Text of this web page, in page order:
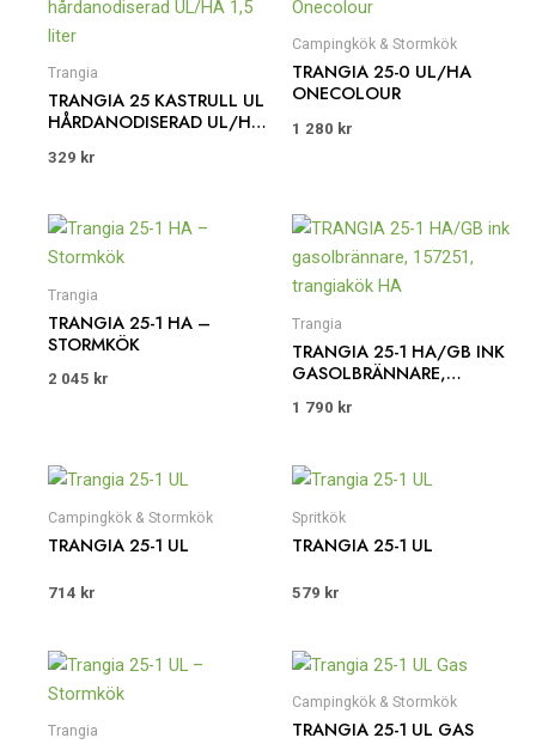
Trangia
TRANGIA 25 KASTRULL UL
HÅRDANODISERAD UL/HA
329 kr
Campingkök & Stormkök
TRANGIA 25-0 UL/HA
ONECOLOUR
1 280 kr
Trangia
TRANGIA 25-1 HA –
STORMKÖK
2 045 kr
Trangia
TRANGIA 25-1 HA/GB INK
GASOLBRÄNNARE,
1 790 kr
Campingkök & Stormkök
TRANGIA 25-1 UL
714 kr
Spritkök
TRANGIA 25-1 UL
579 kr
Trangia
Campingkök & Stormkök
TRANGIA 25-1 UL GAS